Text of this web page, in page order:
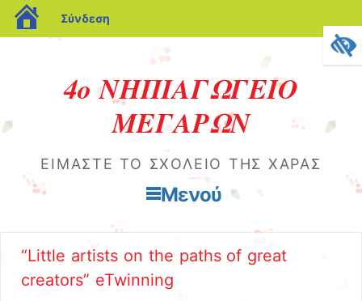
blogs.sch.gr
Σύνδεση
4ο ΝΗΠΙΑΓΩΓΕΙΟ
ΜΕΓΑΡΩΝ
ΕΊΜΑΣΤΕ ΤΟ ΣΧΟΛΕΙΟ ΤΗΣ ΧΑΡΆΣ
Μενού
“Little artists on the paths of great
creators” eTwinning